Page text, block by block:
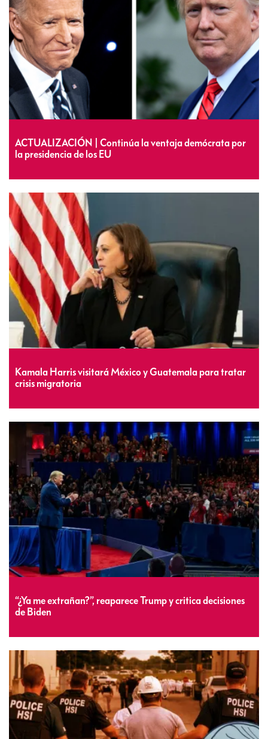
ACTUALIZACIÓN | Continúa la ventaja demócrata por
la presidencia de los EU
Kamala Harris visitará México y Guatemala para tratar
crisis migratoria
“¿Ya me extrañan?”, reaparece Trump y critica decisiones
de Biden